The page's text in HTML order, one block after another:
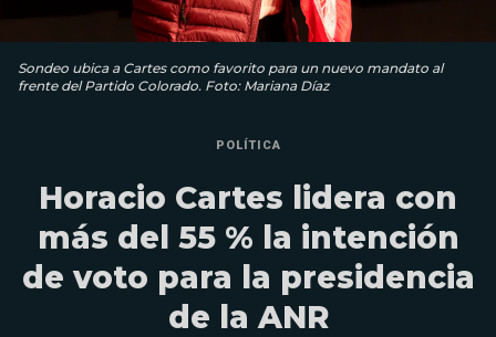
Sondeo ubica a Cartes como favorito para un nuevo mandato al
frente del Partido Colorado. Foto: Mariana Díaz
POLÍTICA
Horacio Cartes lidera con
más del 55 % la intención
de voto para la presidencia
de la ANR